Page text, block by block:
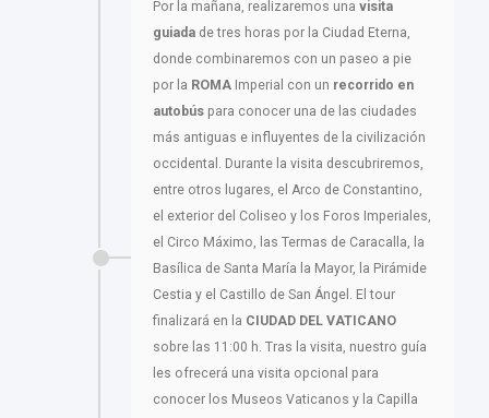
Por la mañana, realizaremos una visita
guiada de tres horas por la Ciudad Eterna,
donde combinaremos con un paseo a pie
por la ROMA Imperial con un recorrido en
autobús para conocer una de las ciudades
más antiguas e influyentes de la civilización
occidental. Durante la visita descubriremos,
entre otros lugares, el Arco de Constantino,
el exterior del Coliseo y los Foros Imperiales,
el Circo Máximo, las Termas de Caracalla, la
Basílica de Santa María la Mayor, la Pirámide
Cestia y el Castillo de San Ángel. El tour
finalizará en la CIUDAD DEL VATICANO
sobre las 11:00 h. Tras la visita, nuestro guía
les ofrecerá una visita opcional para
conocer los Museos Vaticanos y la Capilla